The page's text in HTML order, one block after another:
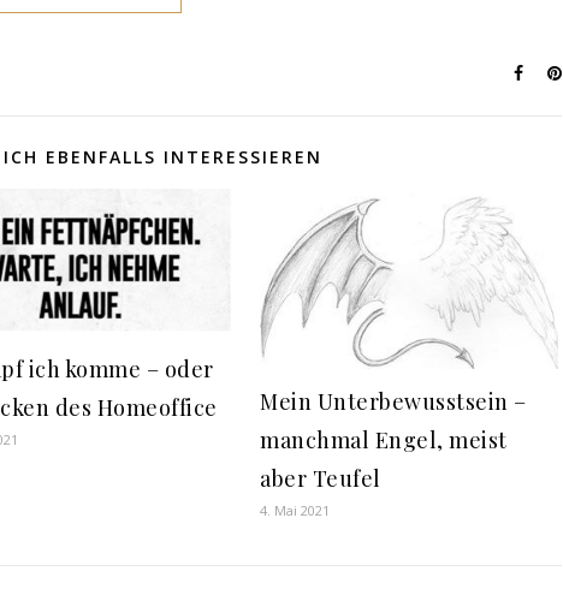
EBENFALLS INTERESSIEREN
ich komme – oder
des Homeoffice
Mein Unterbewusstsein –
manchmal Engel, meist
aber Teufel
4. Mai 2021